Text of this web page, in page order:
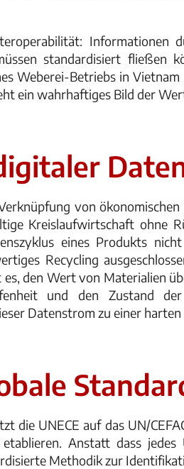
Informationen
standardisiert fließen
Weberei-Betriebs in
ein wahrhaftiges Bild der
von
Kreislaufwirtschaft ohne
eines Produkts
Recycling
den Wert von Materialien
und den Zustand
Datenstrom zu einer
die UNECE auf das UN/
Anstatt dass jedes
Methodik zur